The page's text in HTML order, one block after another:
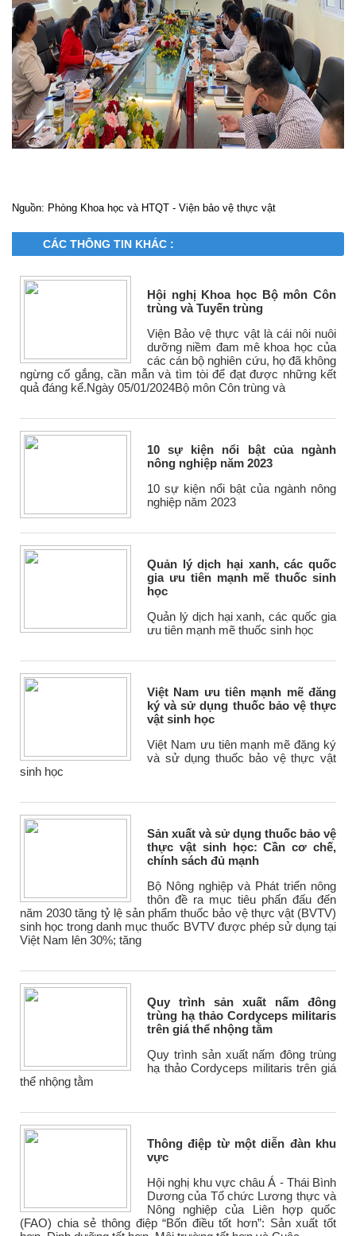
Nguồn: Phòng Khoa học và HTQT - Viện bảo vệ thực vật
CÁC THÔNG TIN KHÁC :
Hội nghị Khoa học Bộ môn Côn
trùng và Tuyến trùng
Viện Bảo vệ thực vật là cái nôi nuôi
dưỡng niềm đam mê khoa học của
các cán bộ nghiên cứu, họ đã không
ngừng cố gắng, cần mẫn và tìm tòi để đạt được những kết
quả đáng kể.Ngày 05/01/2024Bộ môn Côn trùng và
10 sự kiện nổi bật của ngành
nông nghiệp năm 2023
10 sự kiện nổi bật của ngành nông
nghiệp năm 2023
Quản lý dịch hại xanh, các quốc
gia ưu tiên mạnh mẽ thuốc sinh
học
Quản lý dịch hại xanh, các quốc gia
ưu tiên mạnh mẽ thuốc sinh học
Việt Nam ưu tiên mạnh mẽ đăng
ký và sử dụng thuốc bảo vệ thực
vật sinh học
Việt Nam ưu tiên mạnh mẽ đăng ký
và sử dụng thuốc bảo vệ thực vật
sinh học
Sản xuất và sử dụng thuốc bảo vệ
thực vật sinh học: Cần cơ chế,
chính sách đủ mạnh
Bộ Nông nghiệp và Phát triển nông
thôn đề ra mục tiêu phấn đấu đến
năm 2030 tăng tỷ lệ sản phẩm thuốc bảo vệ thực vật (BVTV)
sinh học trong danh mục thuốc BVTV được phép sử dụng tại
Việt Nam lên 30%; tăng
Quy trình sản xuất nấm đông
trùng hạ thảo Cordyceps militaris
trên giá thể nhộng tằm
Quy trình sản xuất nấm đông trùng
hạ thảo Cordyceps militaris trên giá
thể nhộng tằm
Thông điệp từ một diễn đàn khu
vực
Hội nghị khu vực châu Á - Thái Bình
Dương của Tổ chức Lương thực và
Nông nghiệp của Liên hợp quốc
(FAO) chia sẻ thông điệp “Bốn điều tốt hơn”: Sản xuất tốt